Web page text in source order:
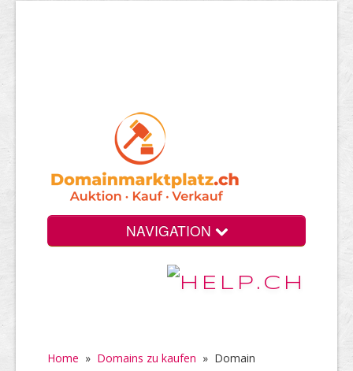
NAVIGATION
Home » Domains zu kaufen » Domain